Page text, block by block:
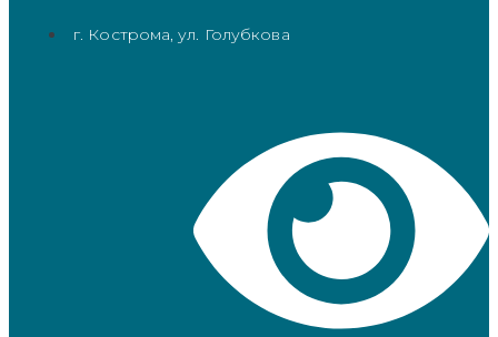
г. Кострома, ул. Голубкова